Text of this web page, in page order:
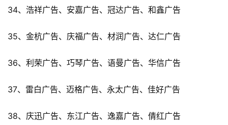
34、浩祥广告、安嘉广告、冠达广告、和鑫广告
35、金杭广告、庆福广告、材润广告、达仁广告
36、利荣广告、巧琴广告、语曼广告、华信广告
37、雷白广告、迈格广告、永太广告、佳好广告
38、庆迅广告、东江广告、逸嘉广告、倩红广告